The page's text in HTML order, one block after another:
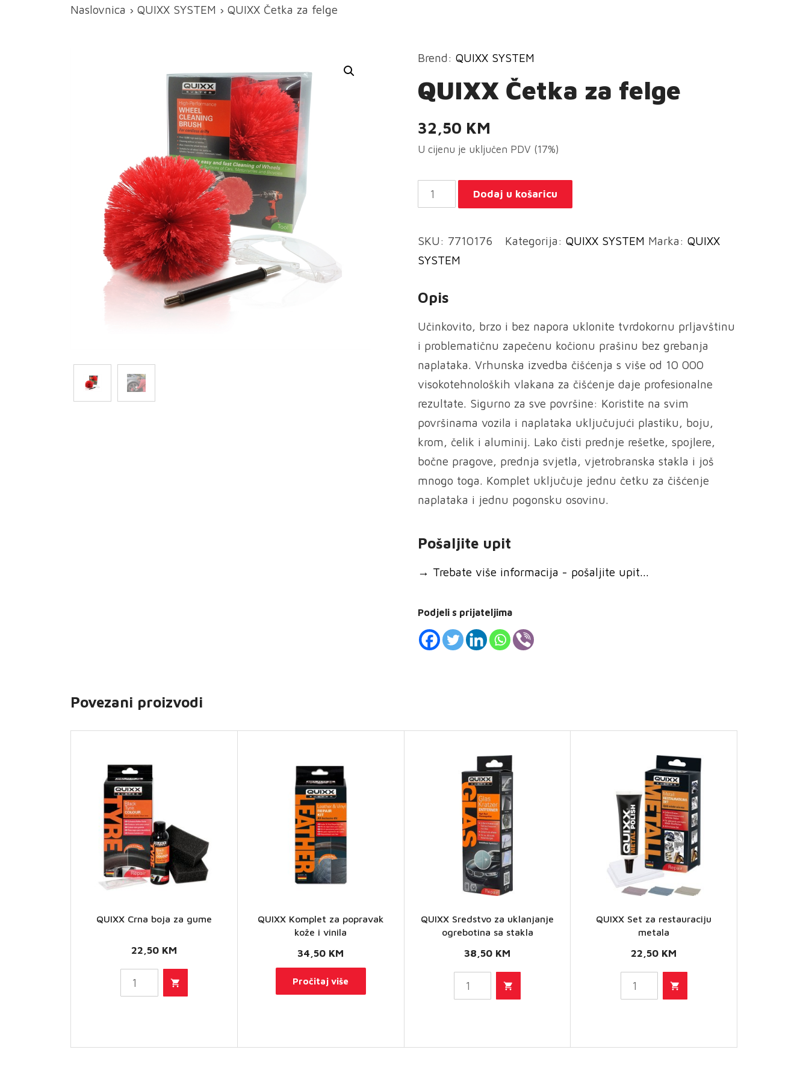
Naslovnica › QUIXX SYSTEM › QUIXX Četka za felge
Brend:QUIXX SYSTEM
QUIXX Četka za felge
32,50 KM
U cijenu je uključen PDV (17%)
QUIXX
Četka
felge
količina
Dodaj u košaricu
SKU: 7710176 Kategorija:QUIXX SYSTEM Marka:QUIXX
SYSTEM
Opis
Učinkovito, brzo i bez napora uklonite tvrdokornu prljavštinu
i problematičnu zapečenu kočionu prašinu bez grebanja
naplataka. Vrhunska izvedba čišćenja s više od 10 000
visokotehnoloških vlakana za čišćenje daje profesionalne
rezultate. Sigurno za sve površine: Koristite na svim
površinama vozila i naplataka uključujući plastiku, boju,
krom, čelik i aluminij. Lako čisti prednje rešetke, spojlere,
bočne pragove, prednja svjetla, vjetrobranska stakla i još
mnogo toga. Komplet uključuje jednu četku za čišćenje
naplataka i jednu pogonsku osovinu.
Pošaljite upit
→ Trebate više informacija - pošaljite upit...
Podjeli s prijateljima
Povezani proizvodi
QUIXX Crna boja za gume
22,50 KM
Crna
boja za
gume
QUIXX Komplet za popravak
kože i vinila
34,50 KM
Pročitaj više
QUIXX Sredstvo za uklanjanje
ogrebotina sa stakla
38,50 KM
QUIXX
Sredstvo
uklanjanje
ogrebotina
QUIXX Set za restauraciju
metala
22,50 KM
QUIXX Set
restauraciju
metala